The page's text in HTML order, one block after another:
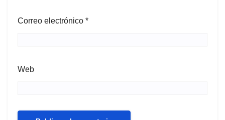
Correo electrónico *
Web